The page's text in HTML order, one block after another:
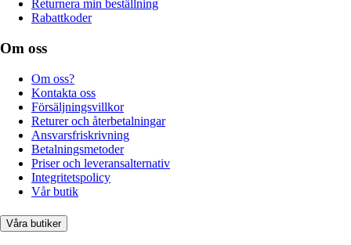
Returnera min beställning
Rabattkoder
Om oss
Om oss?
Kontakta oss
Försäljningsvillkor
Returer och återbetalningar
Ansvarsfriskrivning
Betalningsmetoder
Priser och leveransalternativ
Integritetspolicy
Vår butik
Våra butiker